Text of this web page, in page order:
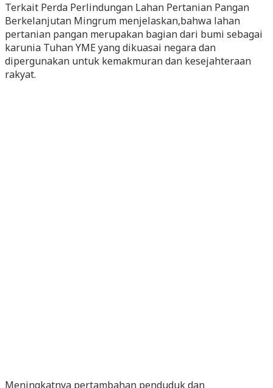
Terkait Perda Perlindungan Lahan Pertanian Pangan
Berkelanjutan Mingrum menjelaskan,bahwa lahan
pertanian pangan merupakan bagian dari bumi sebagai
karunia Tuhan YME yang dikuasai negara dan
dipergunakan untuk kemakmuran dan kesejahteraan
rakyat.
Meningkatnya pertambahan penduduk dan